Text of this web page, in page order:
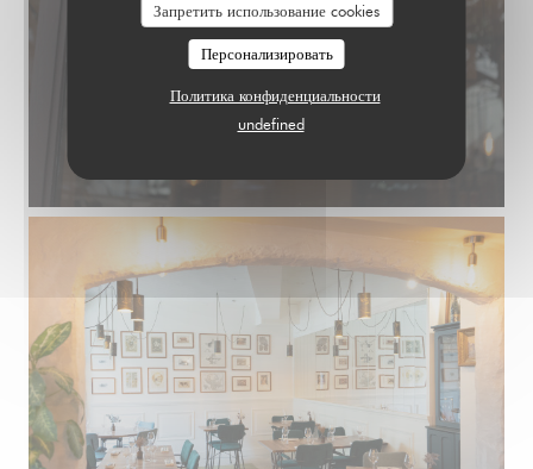
Запретить использование cookies
Персонализировать
Политика конфиденциальности
undefined